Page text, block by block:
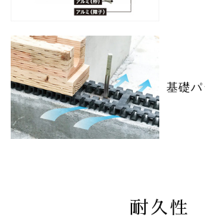
基礎パ
耐久性